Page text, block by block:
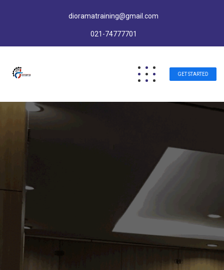
dioramatraining@gmail.com
021-74777701
GET STARTED